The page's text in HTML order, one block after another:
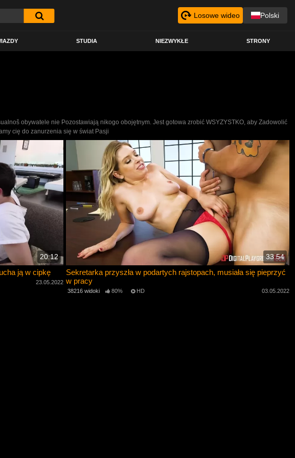
Losowe wideo Polski
STUDIA NIEZWYKŁE STRONY
obywatele nie Pozostawiają nikogo obojętnym. Jest gotowa zrobić WSYZYSTKO, aby Zadowolić
cię do zanurzenia się w świat Pasji
20:12
ją w cipkę
23.05.2022
33:54
Sekretarka przyszła w podartych rajstopach, musiała się pieprzyć
w pracy
38216 widoki 80% HD 03.05.2022